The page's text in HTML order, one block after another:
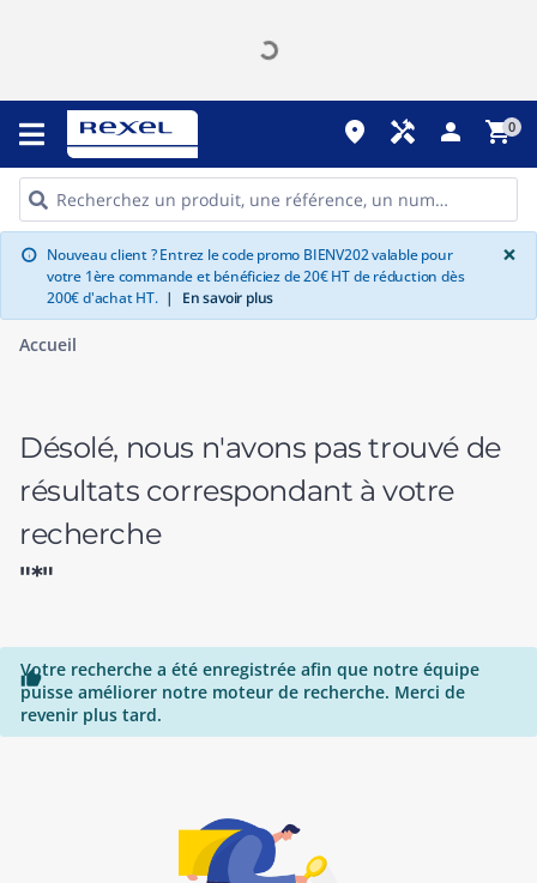
place handyman person shopping_cart0
info Nouveau client ? Entrez le code promo BIENV202 valable pour
votre 1ère commande et bénéficiez de 20€ HT de réduction dès
200€ d'achat HT. | En savoir plus
×
Accueil
Désolé, nous n'avons pas trouvé de
résultats correspondant à votre
recherche
"*"

Votre recherche a été enregistrée afin que notre équipe
puisse améliorer notre moteur de recherche. Merci de
revenir plus tard.